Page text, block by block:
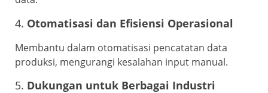
4. Otomatisasi dan Efisiensi Operasional
Membantu dalam otomatisasi pencatatan data
produksi, mengurangi kesalahan input manual.
5. Dukungan untuk Berbagai Industri